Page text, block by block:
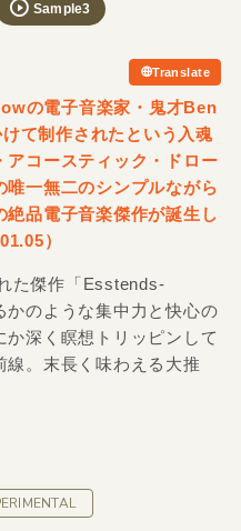
Sample3
Translate
の電子音楽家・鬼才Ben
て制作されたという入魂
アコースティック・ドロー
唯一無二のシンプルながら
品電子音楽傑作が誕生し
）
た傑作「Esstends-
のような集中力と快心の
深く瞑想トリッピンして
線。末長く味わえる大推